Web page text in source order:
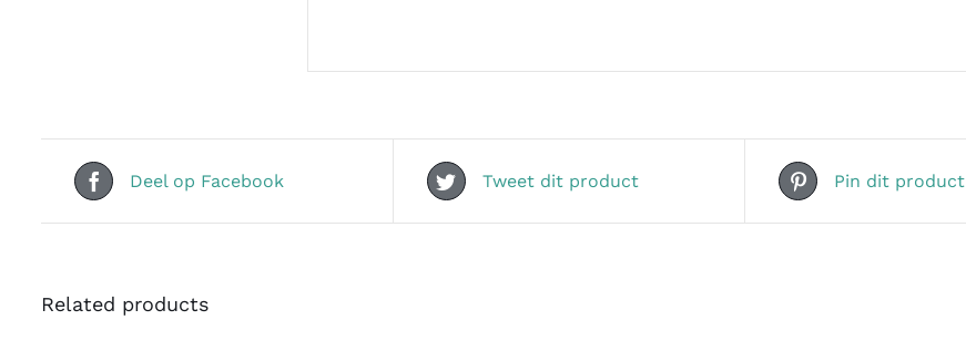
Deel op Facebook Tweet dit product Pin dit product
Related products